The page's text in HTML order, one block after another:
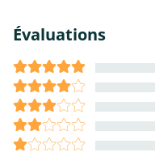
Évaluations